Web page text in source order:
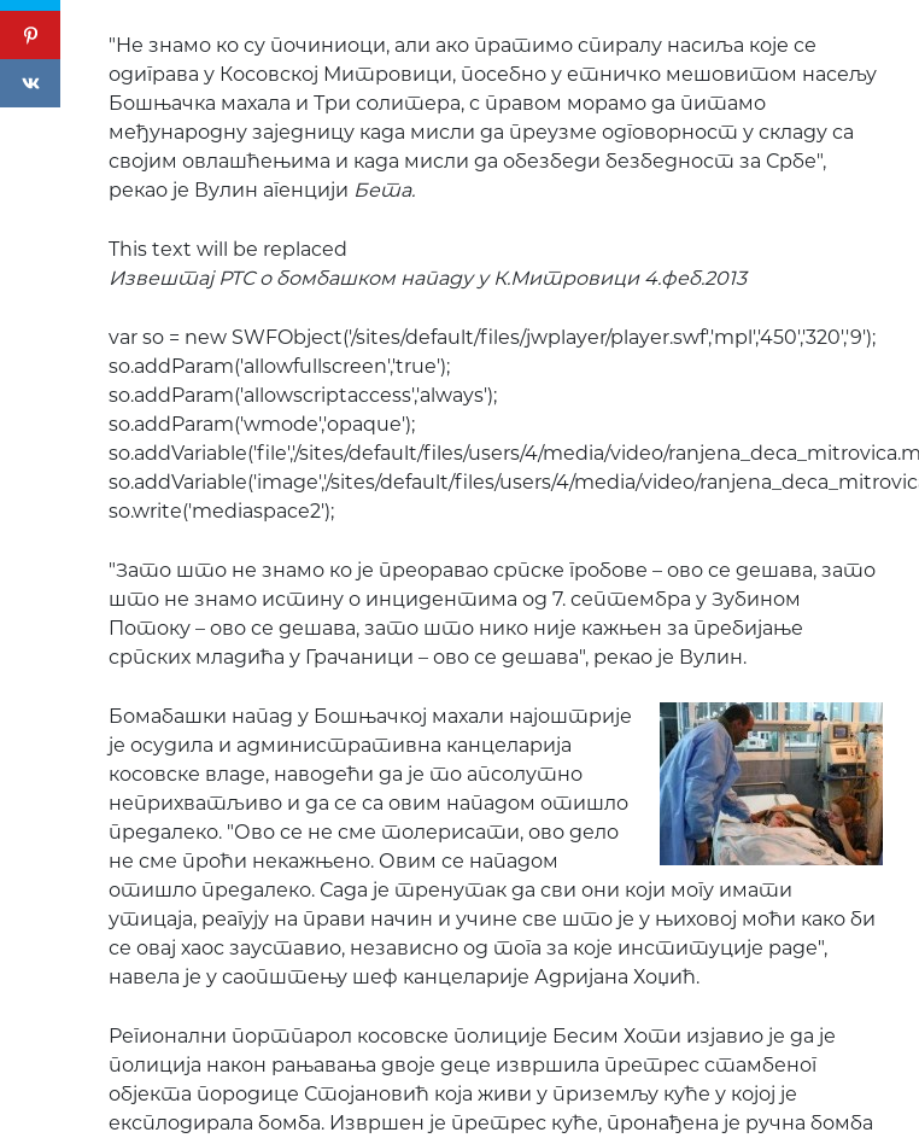
"Не знамо ко су починиоци, али ако пратимо спиралу насиља које се
одиграва у Косовској Митровици, посебно у етничко мешовитом насељу
Бошњачка махала и Три солитера, с правом морамо да питамо
међународну заједницу када мисли да преузме одговорност у складу са
својим овлашћењима и када мисли да обезбеди безбедност за Србе",
рекао је Вулин агенцији Бета.
This text will be replaced
Извештај РТС о бомбашком нападу у К.Митровици 4.феб.2013
var so = new SWFObject('/sites/default/files/jwplayer/player.swf','mpl','450','320','9');
so.addParam('allowfullscreen','true');
so.addParam('allowscriptaccess','always');
so.addParam('wmode','opaque');
so.addVariable('file','/sites/default/files/users/4/media/video/
so.addVariable('image','/sites/default/files/users/4/media/video/
so.write('mediaspace2');
"Зато што не знамо ко је преоравао српске гробове – ово се дешава, зато
што не знамо истину о инцидентима од 7. септембра у Зубином
Потоку – ово се дешава, зато што нико није кажњен за пребијање
српских младића у Грачаници – ово се дешава", рекао је Вулин.
Бомабашки напад у Бошњачкој махали најоштрије
је осудила и административна канцеларија
косовске владе, наводећи да је то апсолутно
неприхватљиво и да се са овим нападом отишло
предалеко. "Ово се не сме толерисати, ово дело
не сме проћи некажњено. Овим се нападом
отишло предалеко. Сада је тренутак да сви они који могу имати
утицаја, реагују на прави начин и учине све што је у њиховој моћи како би
се овај хаос зауставио, независно од тога за које институције раде",
навела је у саопштењу шеф канцеларије Адријана Хоџић.
Регионални портпарол косовске полиције Бесим Хоти изјавио је да је
полиција након рањавања двоје деце извршила претрес стамбеног
објекта породице Стојановић која живи у приземљу куће у којој је
експлодирала бомба. Извршен је претрес куће, пронађена је ручна бомба